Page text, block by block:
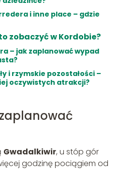
i inne place – gdzie
zobaczyć w Kordobie?
– jak zaplanować wypad
i rzymskie pozostałości –
oczywistych atrakcji?
Gwadalkiwir, u stóp gór
godzinę pociągiem od